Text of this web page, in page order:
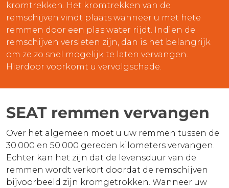
kromtrekken. Het kromtrekken van de
remschijven vindt plaats wanneer u met hete
remmen door een plas water rijdt. Indien de
remschijven versleten zijn, dan is het belangrijk
om ze zo snel mogelijk te laten vervangen.
Hierdoor voorkomt u vervolgschade.
SEAT remmen vervangen
Over het algemeen moet u uw remmen tussen de
30.000 en 50.000 gereden kilometers vervangen.
Echter kan het zijn dat de levensduur van de
remmen wordt verkort doordat de remschijven
bijvoorbeeld zijn kromgetrokken. Wanneer uw